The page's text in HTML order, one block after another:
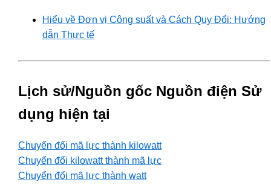
Hiểu về Đơn vị Công suất và Cách Quy Đổi: Hướng
dẫn Thực tế
Lịch sử/Nguồn gốc Nguồn điện Sử
dụng hiện tại
Chuyển đổi mã lực thành kilowatt
Chuyển đổi kilowatt thành mã lực
Chuyển đổi mã lực thành watt